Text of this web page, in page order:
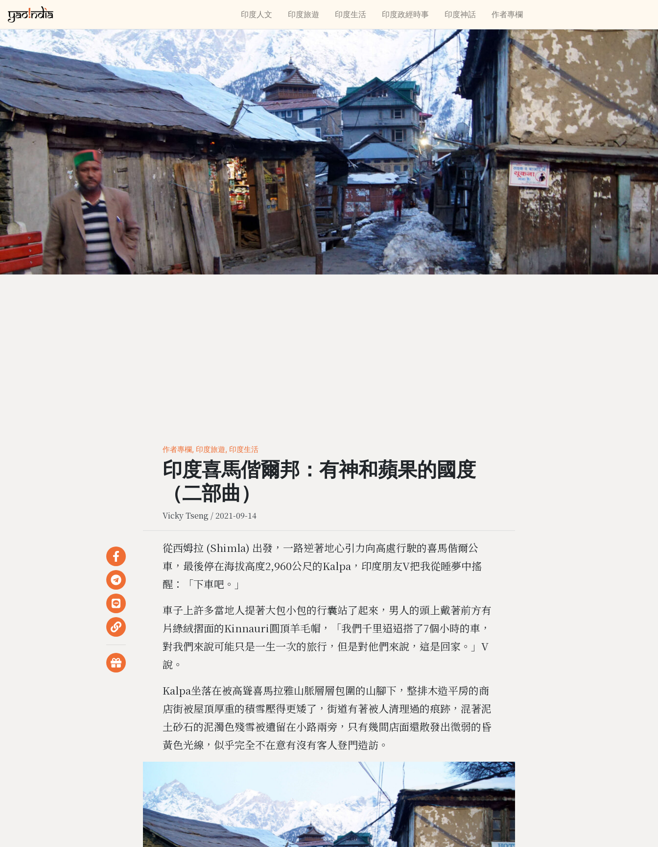
印度人文 印度旅遊 印度生活 印度政經時事 印度神話 作者專欄
作者專欄, 印度旅遊, 印度生活
印度喜馬偕爾邦：有神和蘋果的國度
（二部曲）
Vicky Tseng /2021-09-14
從西姆拉 (Shimla) 出發，一路逆著地心引力向高處行駛的喜馬偕爾公
車，最後停在海拔高度2,960公尺的Kalpa，印度朋友V把我從睡夢中搖
醒：「下車吧。」
車子上許多當地人提著大包小包的行囊站了起來，男人的頭上戴著前方有
片綠絨摺面的Kinnauri圓頂羊毛帽，「我們千里迢迢搭了7個小時的車，
對我們來說可能只是一生一次的旅行，但是對他們來說，這是回家。」V
說。
Kalpa坐落在被高聳喜馬拉雅山脈層層包圍的山腳下，整排木造平房的商
店街被屋頂厚重的積雪壓得更矮了，街道有著被人清理過的痕跡，混著泥
土砂石的泥濁色殘雪被遺留在小路兩旁，只有幾間店面還散發出微弱的昏
黃色光線，似乎完全不在意有沒有客人登門造訪。